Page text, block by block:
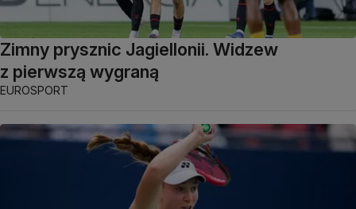
Zimny prysznic Jagiellonii. Widzew
z pierwszą wygraną
EUROSPORT